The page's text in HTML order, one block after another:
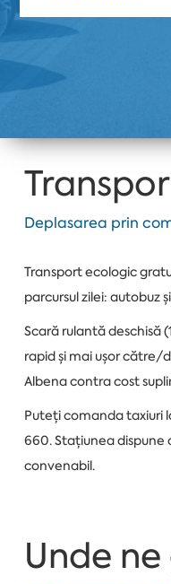
Deplasarea prin
Transport ecologic
parcursul zilei: autobuz
Scară rulantă deschisă
rapid și mai ușor către/
Albena contra cost
Puteți comanda taxiuri
660. Stațiunea dispune
convenabil.
Unde